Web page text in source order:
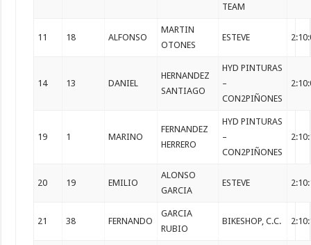
TEAM
11 18 ALFONSO
MARTIN
OTONES
ESTEVE
14 13 DANIEL
HERNANDEZ
SANTIAGO
HYD PINTURAS
–
CON2PIÑONES
19 1 MARINO
FERNANDEZ
HERRERO
HYD PINTURAS
–
CON2PIÑONES
20 19 EMILIO
ALONSO
GARCIA
ESTEVE
21 38 FERNANDO
GARCIA
RUBIO
BIKESHOP, C.C.